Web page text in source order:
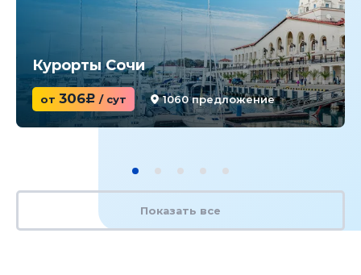
Курорты Сочи
от 306c / сут 1060 предложение
Показать все